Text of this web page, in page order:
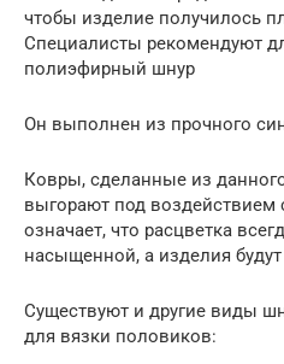
чтобы изделие получилось
Специалисты рекомендуют
полиэфирный шнур
Он выполнен из прочного
Ковры, сделанные из
выгорают под воздействием
означает, что расцветка
насыщенной, а изделия
Существуют и другие виды
для вязки половиков: